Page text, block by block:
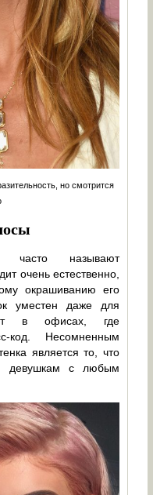
но смотрится
часто называют
очень естественно,
окрашиванию его
уместен даже для
в офисах, где
код. Несомненным
является то, что
девушкам с любым